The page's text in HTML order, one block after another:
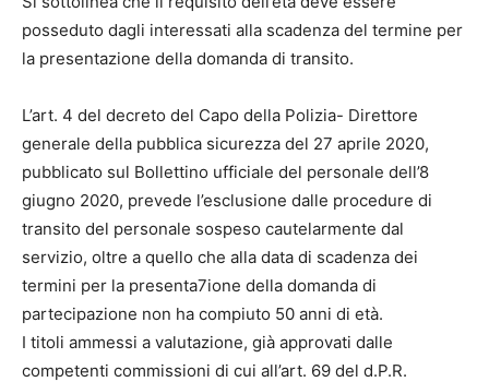
posseduto dagli interessati alla scadenza del termine per
la presentazione della domanda di transito.
L’art. 4 del decreto del Capo della Polizia- Direttore
generale della pubblica sicurezza del 27 aprile 2020,
pubblicato sul Bollettino ufficiale del personale dell’8
giugno 2020, prevede l’esclusione dalle procedure di
transito del personale sospeso cautelarmente dal
servizio, oltre a quello che alla data di scadenza dei
termini per la presenta7ione della domanda di
partecipazione non ha compiuto 50 anni di età.
I titoli ammessi a valutazione, già approvati dalle
competenti commissioni di cui all’art. 69 del d.P.R.